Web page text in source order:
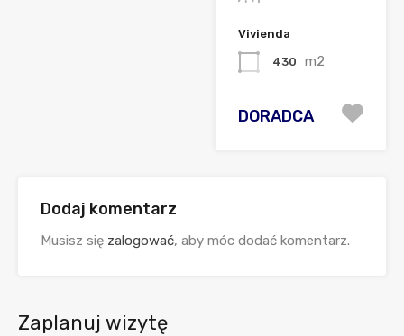
Vivienda
430 m2
DORADCA
Dodaj komentarz
Musisz się zalogować, aby móc dodać komentarz.
Zaplanuj wizytę